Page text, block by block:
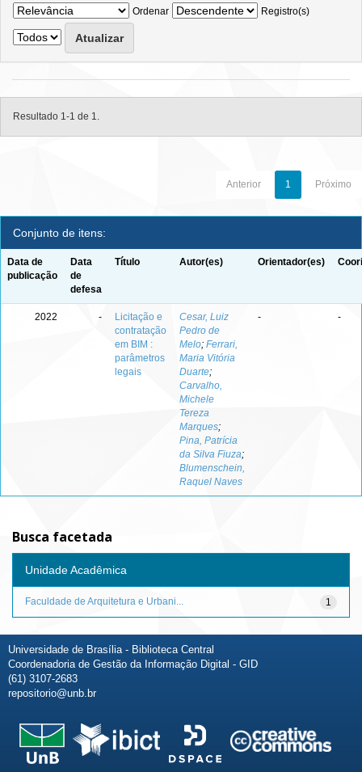
Ordenar
Registro(s)
Resultado 1-1 de 1.
Anterior 1 Próximo
Conjunto de itens:
Data de
publicação
Data
de
defesa
Título Autor(es) Orientador(es)
2022 -
Licitação e
contratação
em BIM :
parâmetros
legais
Cesar, Luiz
Pedro de
Melo; Ferrari,
Maria Vitória
Duarte;
Carvalho,
Michele
Tereza
Marques;
Pina, Patrícia
da Silva Fiuza;
Blumenschein,
Raquel Naves
- -
Busca facetada
Unidade Acadêmica
1
Faculdade de Arquitetura e Urbani...
Universidade de Brasília - Biblioteca Central
Coordenadoria de Gestão da Informação Digital - GID
(61) 3107-2683
repositorio@unb.br